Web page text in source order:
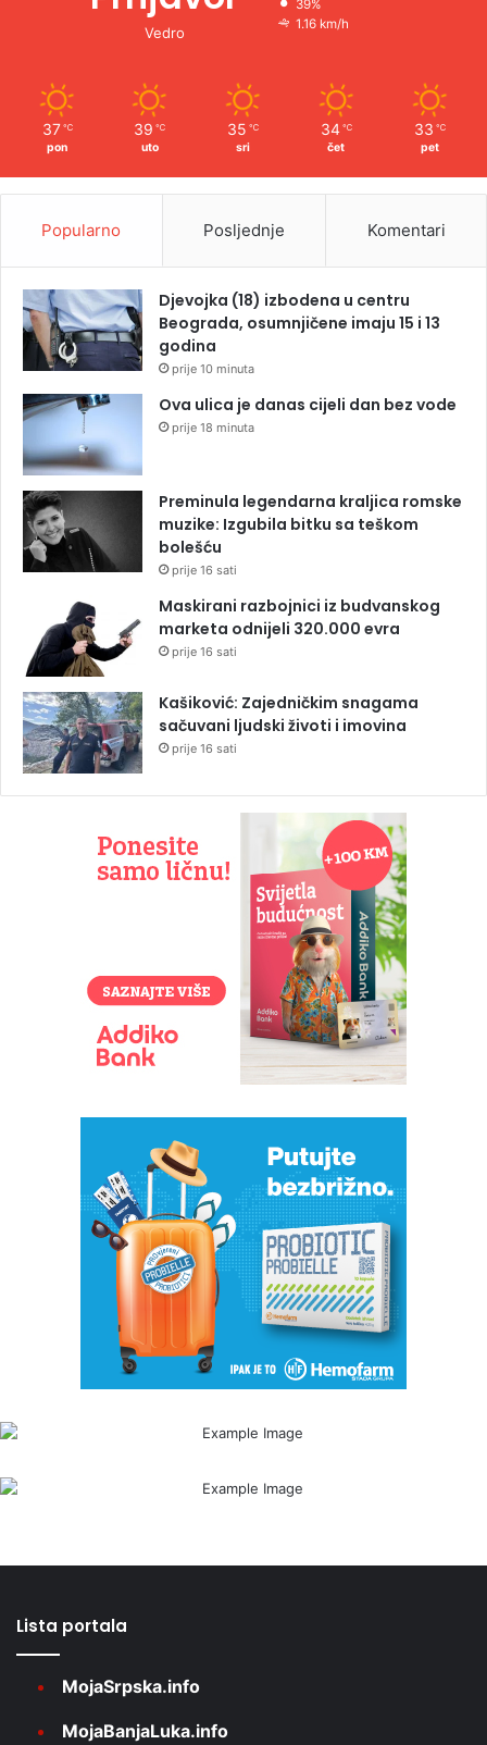
Vedro
39%
1.16 km/h
37 ℃
pon
39 ℃
uto
35 ℃
sri
34 ℃
čet
33 ℃
pet
Popularno Posljednje Komentari
Djevojka (18) izbodena u centru
Beograda, osumnjičene imaju 15 i 13
godina
prije 10 minuta
Ova ulica je danas cijeli dan bez vode
prije 18 minuta
Preminula legendarna kraljica romske
muzike: Izgubila bitku sa teškom
bolešću
prije 16 sati
Maskirani razbojnici iz budvanskog
marketa odnijeli 320.000 evra
prije 16 sati
Kašiković: Zajedničkim snagama
sačuvani ljudski životi i imovina
prije 16 sati
Lista portala
MojaSrpska.info
MojaBanjaLuka.info